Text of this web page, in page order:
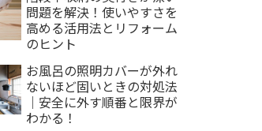
問題を解決！使いやすさを
高める活用法とリフォーム
のヒント
お風呂の照明カバーが外れ
ないほど固いときの対処法
｜安全に外す順番と限界が
わかる！